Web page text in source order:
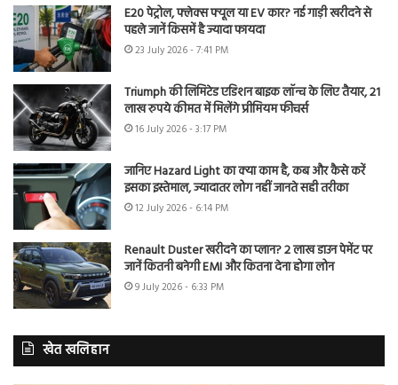
E20 पेट्रोल, फ्लेक्स फ्यूल या EV कार? नई गाड़ी खरीदने से
पहले जानें किसमें है ज्यादा फायदा
23 July 2026 - 7:41 PM
Triumph की लिमिटेड एडिशन बाइक लॉन्च के लिए तैयार, 21
लाख रुपये कीमत में मिलेंगे प्रीमियम फीचर्स
16 July 2026 - 3:17 PM
जानिए Hazard Light का क्या काम है, कब और कैसे करें
इसका इस्तेमाल, ज्यादातर लोग नहीं जानते सही तरीका
12 July 2026 - 6:14 PM
Renault Duster खरीदने का प्लान? 2 लाख डाउन पेमेंट पर
जानें कितनी बनेगी EMI और कितना देना होगा लोन
9 July 2026 - 6:33 PM
खेत खलिहान